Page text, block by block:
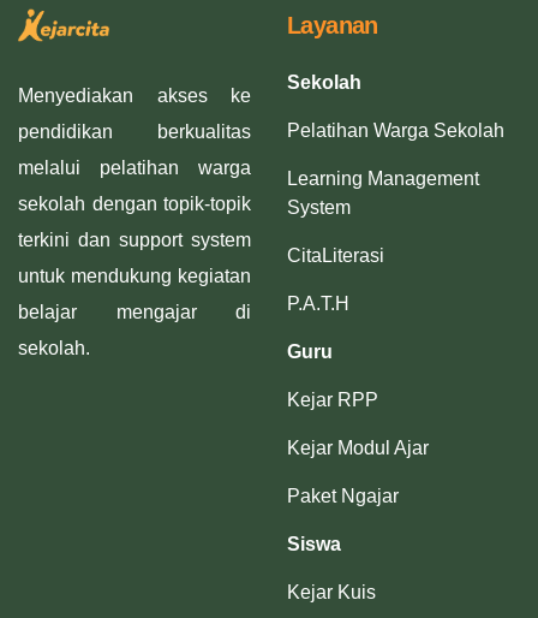
Menyediakan akses ke
pendidikan berkualitas
melalui pelatihan warga
sekolah dengan topik-topik
terkini dan support system
untuk mendukung kegiatan
belajar mengajar di
sekolah.
Layanan
Sekolah
Pelatihan Warga Sekolah
Learning Management
System
CitaLiterasi
P.A.T.H
Guru
Kejar RPP
Kejar Modul Ajar
Paket Ngajar
Siswa
Kejar Kuis